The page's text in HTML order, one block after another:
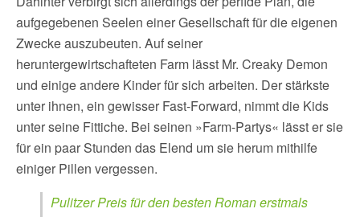
aufgegebenen Seelen einer Gesellschaft für die eigenen
Zwecke auszubeuten. Auf seiner
heruntergewirtschafteten Farm lässt Mr. Creaky Demon
und einige andere Kinder für sich arbeiten. Der stärkste
unter ihnen, ein gewisser Fast-Forward, nimmt die Kids
unter seine Fittiche. Bei seinen »Farm-Partys« lässt er sie
für ein paar Stunden das Elend um sie herum mithilfe
einiger Pillen vergessen.
Pulitzer Preis für den besten Roman erstmals